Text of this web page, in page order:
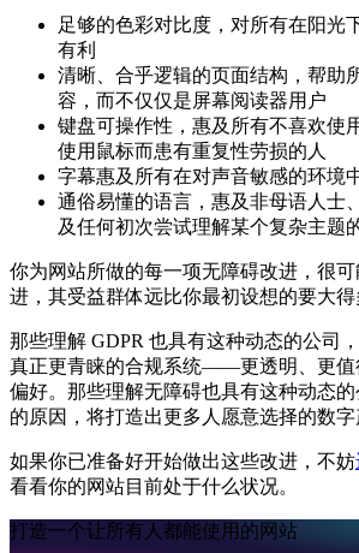
足够的色彩对比度，对所有在阳光
有利
清晰、合乎逻辑的页面结构，帮助
容，而不仅仅是屏幕阅读器用户
键盘可操作性，惠及所有不喜欢使
使用鼠标而患有重复性劳损的人
字幕惠及所有在对声音敏感的环境
通俗易懂的语言，惠及非母语人士
及任何初次尝试理解某个复杂主题
你为网站所做的每一项无障碍改进，很
进，其受益群体远比你最初设想的要大得
那些理解 GDPR 也具有这种动态的公司
真正更青睐的合规系统——更透明、更值
偏好。那些理解无障碍也具有这种动态
的原因，将打造出更多人愿意选择的数字
如果你已准备好开始做出这些改进，不妨
看看你的网站目前处于什么状况。
打造一个让所有人都能使用的网站